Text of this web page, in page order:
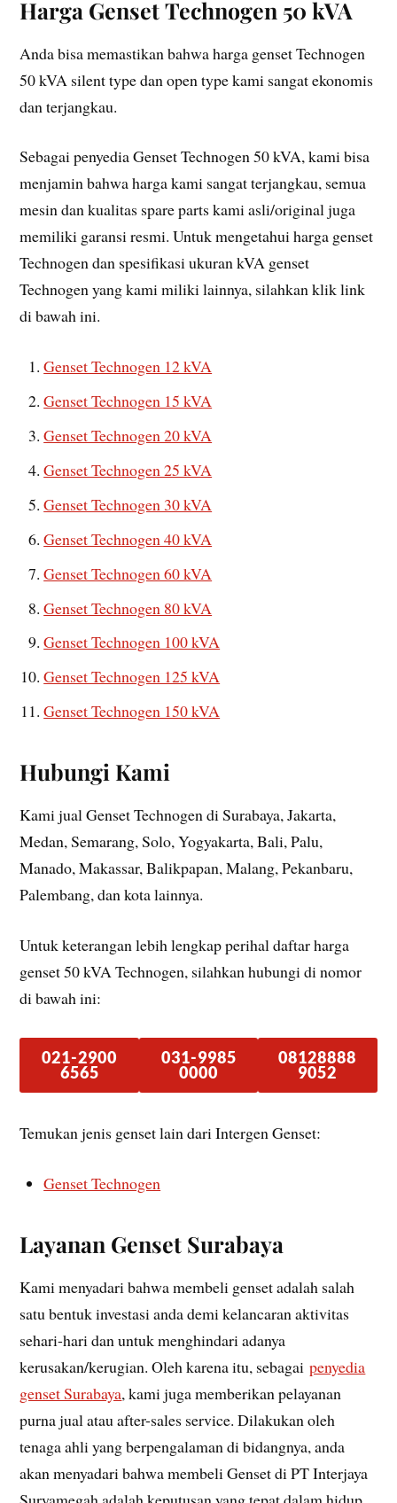
Harga GensetTechnogen 50 kVA
Anda bisa memastikan bahwa harga genset Technogen
50 kVA silent type dan open type kami sangat ekonomis
dan terjangkau.
Sebagai penyedia Genset Technogen 50 kVA, kami bisa
menjamin bahwa harga kami sangat terjangkau, semua
mesin dan kualitas spare parts kami asli/original juga
memiliki garansi resmi. Untuk mengetahui harga genset
Technogen dan spesifikasi ukuran kVA genset
Technogen yang kami miliki lainnya, silahkan klik link
di bawah ini.
Genset Technogen 12 kVA
Genset Technogen 15 kVA
Genset Technogen 20 kVA
Genset Technogen 25 kVA
Genset Technogen 30 kVA
Genset Technogen 40 kVA
Genset Technogen 60 kVA
Genset Technogen 80 kVA
Genset Technogen 100 kVA
Genset Technogen 125 kVA
Genset Technogen 150 kVA
Hubungi Kami
Kami jual Genset Technogen di Surabaya, Jakarta,
Medan, Semarang, Solo, Yogyakarta, Bali, Palu,
Manado, Makassar, Balikpapan, Malang, Pekanbaru,
Palembang, dan kota lainnya.
Untuk keterangan lebih lengkap perihal daftar harga
genset 50 kVA Technogen, silahkan hubungi di nomor
di bawah ini:
021-2900
6565
031-9985
0000
08128888
9052
Temukan jenis genset lain dari Intergen Genset:
Genset Technogen
Layanan Genset Surabaya
Kami menyadari bahwa membeli genset adalah salah
satu bentuk investasi anda demi kelancaran aktivitas
sehari-hari dan untuk menghindari adanya
kerusakan/kerugian. Oleh karena itu, sebagaipenyedia
genset Surabaya, kami juga memberikan pelayanan
purna jual atau after-sales service. Dilakukan oleh
tenaga ahli yang berpengalaman di bidangnya, anda
akan menyadari bahwa membeli Genset di PT Interjaya